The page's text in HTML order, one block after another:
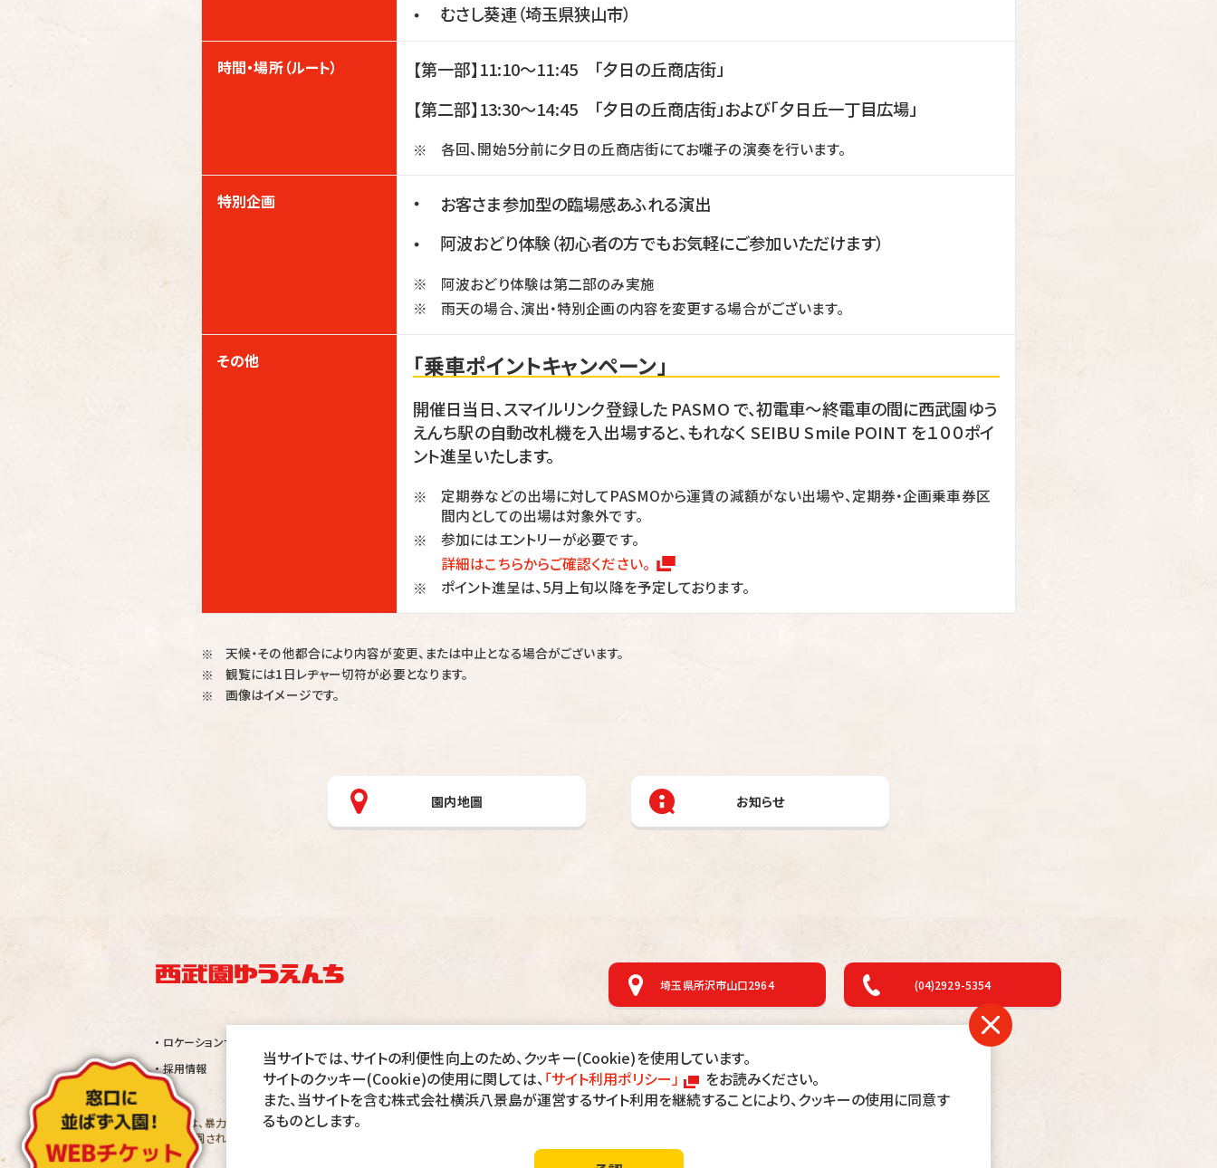
・
むさし葵連（埼玉県狭山市）
時間・場所（ルート）
【第一部】11:10～11:45 「夕日の丘商店街」
【第二部】13:30～14:45 「夕日の丘商店街」および「夕日丘一丁目広場」
※ 各回、開始5分前に夕日の丘商店街にてお囃子の演奏を行います。
特別企画 ・
お客さま参加型の臨場感あふれる演出
・
阿波おどり体験（初心者の方でもお気軽にご参加いただけます）
※
阿波おどり体験は第二部のみ実施
※
雨天の場合、演出・特別企画の内容を変更する場合がございます。
その他 「乗車ポイントキャンペーン」
開催日当日、スマイルリンク登録した PASMO で、初電車～終電車の間に西武園ゆう
えんち駅の自動改札機を入出場すると、もれなく SEIBU Smile POINT を１００ポイ
ント進呈いたします。
※
定期券などの出場に対してPASMOから運賃の減額がない出場や、定期券・企画乗車券区
間内としての出場は対象外です。
※
参加にはエントリーが必要です。
詳細はこちらからご確認ください。
※
ポイント進呈は、5月上旬以降を予定しております。
※
天候・その他都合により内容が変更、または中止となる場合がございます。
※
観覧には1日レヂャー切符が必要となります。
※
画像はイメージです。
園内地圖 お知らせ
当サイトでは、サイトの利便性向上のため、クッキー(Cookie)を使用しています。
サイトのクッキー(Cookie)の使用に関しては、「サイト利用ポリシー」
をお読みください。
また、当サイトを含む株式会社横浜八景島が運営するサイト利用を継続することにより、クッキーの使用に同意す
るものとします。
埼玉県所沢市山口2964 (04)2929-5354
ロケーションサービス
採用情報
サイトマップ
当園では、暴力団及びその関係者、刺青・タトゥー・シール・ペイント等をされた方の入園は固くお断りします。
万一、入園された場合でも退園して頂きます。その際、入園料・駐車料金等の返金は致しませんのでご了承ください。